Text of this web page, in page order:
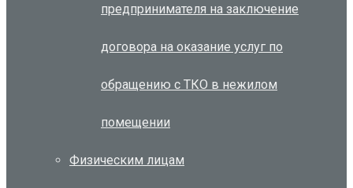
предпринимателя на заключение
договора на оказание услуг по
обращению с ТКО в нежилом
помещении
Физическим лицам